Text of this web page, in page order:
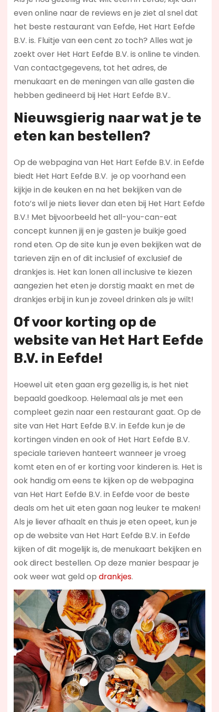
even online naar de reviews en je ziet al snel dat
het beste restaurant van Eefde, Het Hart Eefde
B.V. is. Fluitje van een cent zo toch? Alles wat je
zoekt over Het Hart Eefde B.V. is online te vinden.
Van contactgegevens, tot het adres, de
menukaart en de meningen van alle gasten die
hebben gedineerd bij Het Hart Eefde B.V..
Nieuwsgierig naar wat je te
eten kan bestellen?
Op de webpagina van Het Hart Eefde B.V. in Eefde
biedt Het Hart Eefde B.V. je op voorhand een
kijkje in de keuken en na het bekijken van de
foto’s wil je niets liever dan eten bij Het Hart Eefde
B.V.! Met bijvoorbeeld het all-you-can-eat
concept kunnen jij en je gasten je buikje goed
rond eten. Op de site kun je even bekijken wat de
tarieven zijn en of dit inclusief of exclusief de
drankjes is. Het kan lonen all inclusive te kiezen
aangezien het eten je dorstig maakt en met de
drankjes erbij in kun je zoveel drinken als je wilt!
Of voor korting op de
website van Het Hart Eefde
B.V. in Eefde!
Hoewel uit eten gaan erg gezellig is, is het niet
bepaald goedkoop. Helemaal als je met een
compleet gezin naar een restaurant gaat. Op de
site van Het Hart Eefde B.V. in Eefde kun je de
kortingen vinden en ook of Het Hart Eefde B.V.
speciale tarieven hanteert wanneer je vroeg
komt eten en of er korting voor kinderen is. Het is
ook handig om eens te kijken op de webpagina
van Het Hart Eefde B.V. in Eefde voor de beste
deals om het uit eten gaan nog leuker te maken!
Als je liever afhaalt en thuis je eten opeet, kun je
op de website van Het Hart Eefde B.V. in Eefde
kijken of dit mogelijk is, de menukaart bekijken en
ook direct bestellen. Op deze manier bespaar je
ook weer wat geld op drankjes.